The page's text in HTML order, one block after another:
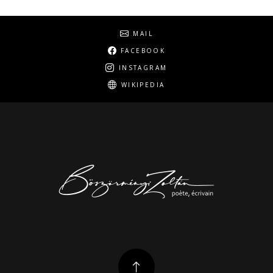
MAIL
FACEBOOK
INSTAGRAM
WIKIPEDIA